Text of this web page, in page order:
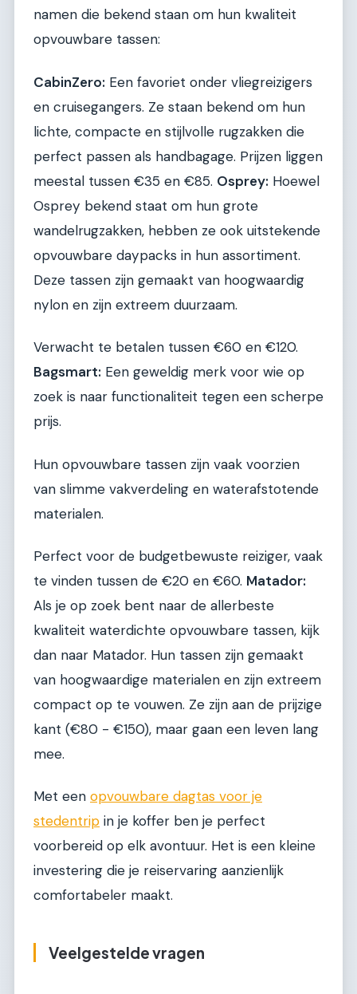
namen die bekend staan om hun kwaliteit
opvouwbare tassen:
CabinZero: Een favoriet onder vliegreizigers
en cruisegangers. Ze staan bekend om hun
lichte, compacte en stijlvolle rugzakken die
perfect passen als handbagage. Prijzen liggen
meestal tussen €35 en €85. Osprey: Hoewel
Osprey bekend staat om hun grote
wandelrugzakken, hebben ze ook uitstekende
opvouwbare daypacks in hun assortiment.
Deze tassen zijn gemaakt van hoogwaardig
nylon en zijn extreem duurzaam.
Verwacht te betalen tussen €60 en €120.
Bagsmart: Een geweldig merk voor wie op
zoek is naar functionaliteit tegen een scherpe
prijs.
Hun opvouwbare tassen zijn vaak voorzien
van slimme vakverdeling en waterafstotende
materialen.
Perfect voor de budgetbewuste reiziger, vaak
te vinden tussen de €20 en €60. Matador:
Als je op zoek bent naar de allerbeste
kwaliteit waterdichte opvouwbare tassen, kijk
dan naar Matador. Hun tassen zijn gemaakt
van hoogwaardige materialen en zijn extreem
compact op te vouwen. Ze zijn aan de prijzige
kant (€80 - €150), maar gaan een leven lang
mee.
Met een opvouwbare dagtas voor je
stedentrip in je koffer ben je perfect
voorbereid op elk avontuur. Het is een kleine
investering die je reiservaring aanzienlijk
comfortabeler maakt.
Veelgestelde vragen